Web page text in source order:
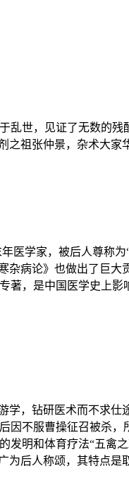
乱世，见证了无数的
祖张仲景，杂术大家
医学家，被后人尊称
杂病论》也做出了巨
，是中国医学史上
学，钻研医术而不求
不服曹操征召被杀
明和体育疗法“五禽
后人称颂，其特点是